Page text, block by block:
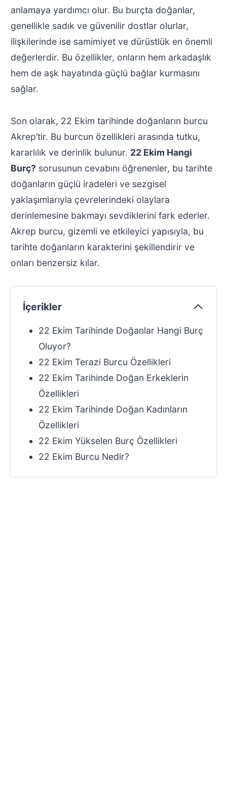
anlamaya yardımcı olur. Bu burçta doğanlar,
genellikle sadık ve güvenilir dostlar olurlar,
ilişkilerinde ise samimiyet ve dürüstlük en önemli
değerlerdir. Bu özellikler, onların hem arkadaşlık
hem de aşk hayatında güçlü bağlar kurmasını
sağlar.
Son olarak, 22 Ekim tarihinde doğanların burcu
Akrep’tir. Bu burcun özellikleri arasında tutku,
kararlılık ve derinlik bulunur. 22 Ekim Hangi
Burç? sorusunun cevabını öğrenenler, bu tarihte
doğanların güçlü iradeleri ve sezgisel
yaklaşımlarıyla çevrelerindeki olaylara
derinlemesine bakmayı sevdiklerini fark ederler.
Akrep burcu, gizemli ve etkileyici yapısıyla, bu
tarihte doğanların karakterini şekillendirir ve
onları benzersiz kılar.
İçerikler
22 Ekim Tarihinde Doğanlar Hangi Burç
Oluyor?
22 Ekim Terazi Burcu Özellikleri
22 Ekim Tarihinde Doğan Erkeklerin
Özellikleri
22 Ekim Tarihinde Doğan Kadınların
Özellikleri
22 Ekim Yükselen Burç Özellikleri
22 Ekim Burcu Nedir?